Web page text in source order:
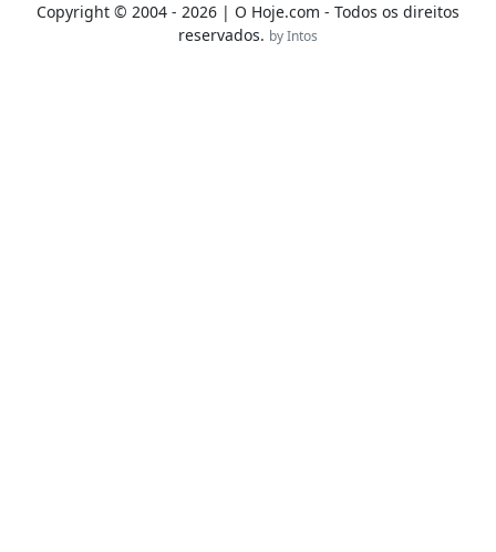
Copyright © 2004 - 2026 | O Hoje.com - Todos os direitos
reservados. by Intos